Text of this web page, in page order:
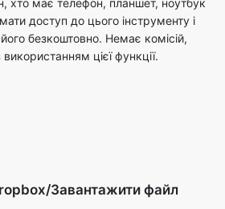
Завантажити файл
файли зображень або скинути
файл зі свого пристрою, який
в інший формат. Файли зображень